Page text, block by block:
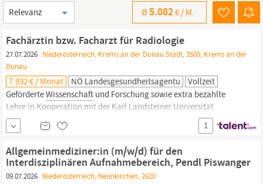
Sortierung
Ø5.082€ / M.
Fachärztin bzw. Facharzt für Radiologie
27.07.2026 Niederösterreich, Krems an der Donau Stadt, 3500, Krems an der
Donau
7.932 € / Monat NÖ Landesgesundheitsagentu
Vollzeit
GeförderteWissenschaft und Forschung sowie extra bezahlte
Lehre in Kooperation mit der Karl Landsteiner Universität
ermöglichen ein vielfältiges und abwechslungsreiches
Tätigkeitsfeld mit mehreren, attraktiven
Zusatzverdienstmöglichkeiten und flexiblen Arbeitsmodellen
(Homeoffice, Teleradiologie). Ein kollegiales Betriebsklima,
individuelle
1
Allgemeinmediziner:in (m/w/d) für den
Interdisziplinären Aufnahmebereich, Pendl Piswanger
09.07.2026 Niederösterreich, Neunkirchen, 2620